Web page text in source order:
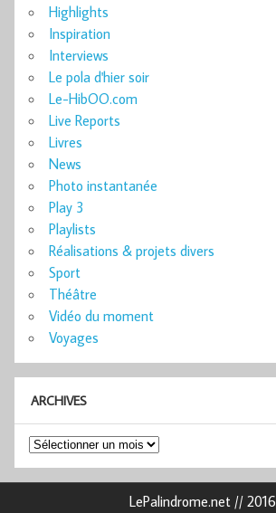
Highlights
Inspiration
Interviews
Le pola d'hier soir
Le-HibOO.com
Live Reports
Livres
News
Photo instantanée
Play 3
Playlists
Réalisations & projets divers
Sport
Théâtre
Vidéo du moment
Voyages
ARCHIVES
Archives
LePalindrome.net // 2016